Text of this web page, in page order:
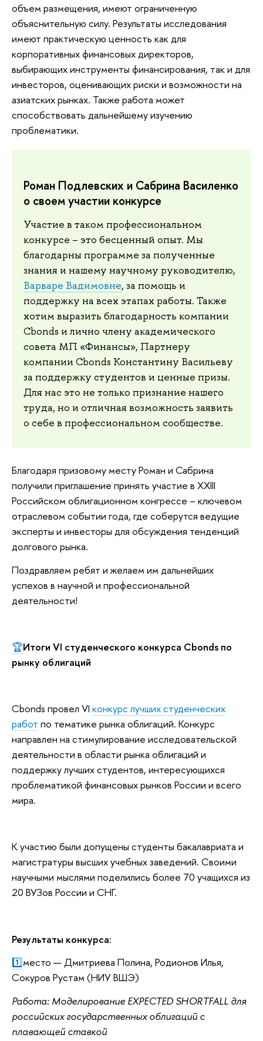
объем размещения, имеют ограниченную
объяснительную силу. Результаты исследования
имеют практическую ценность как для
корпоративных финансовых директоров,
выбирающих инструменты финансирования, так и для
инвесторов, оценивающих риски и возможности на
азиатских рынках. Также работа может
способствовать дальнейшему изучению
проблематики.
Роман Подлевских и Сабрина Василенко
о своем участии конкурсе
Участие в таком профессиональном
конкурсе – это бесценный опыт. Мы
благодарны программе за полученные
знания и нашему научному руководителю,
Варваре Вадимовне, за помощь и
поддержку на всех этапах работы. Также
хотим выразить благодарность компании
Cbonds и лично члену академического
совета МП «Финансы», Партнеру
компании Cbonds Константину Васильеву
за поддержку студентов и ценные призы.
Для нас это не только признание нашего
труда, но и отличная возможность заявить
о себе в профессиональном сообществе.
Благодаря призовому месту Роман и Сабрина
получили приглашение принять участие в XXIII
Российском облигационном конгрессе – ключевом
отраслевом событии года, где соберутся ведущие
эксперты и инвесторы для обсуждения тенденций
долгового рынка.
Поздравляем ребят и желаем им дальнейших
успехов в научной и профессиональной
деятельности!
🏆Итоги VI студенческого конкурса Cbonds по
рынку облигаций
Cbonds провел VI конкурс лучших студенческих
работ по тематике рынка облигаций. Конкурс
направлен на стимулирование исследовательской
деятельности в области рынка облигаций и
поддержку лучших студентов, интересующихся
проблематикой финансовых рынков России и всего
мира.
К участию были допущены студенты бакалавриата и
магистратуры высших учебных заведений. Своими
научными мыслями поделились более 70 учащихся из
20 ВУЗов России и СНГ.
Результаты конкурса:
1️⃣место — Дмитриева Полина, Родионов Илья,
Сокуров Рустам (НИУ ВШЭ)
Работа: Моделирование EXPECTED SHORTFALL для
российских государственных облигаций с
плавающей ставкой